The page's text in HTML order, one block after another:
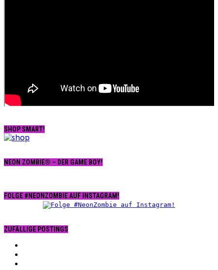
SHOP SMART!
NEON ZOMBIE® – DER GAME BOY!
FOLGE #NEONZOMBIE AUF INSTAGRAM!
ZUFÄLLIGE POSTINGS